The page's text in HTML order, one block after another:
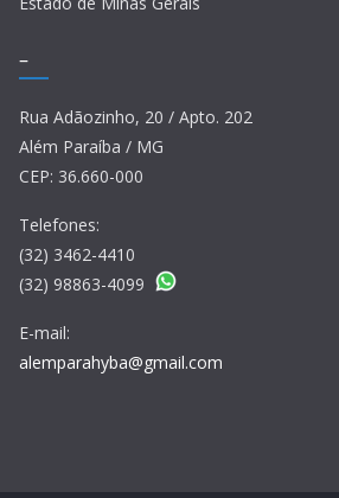
–
Rua Adãozinho, 20 / Apto. 202
Além Paraíba / MG
CEP: 36.660-000
Telefones:
(32) 3462-4410
(32) 98863-4099
E-mail:
alemparahyba@gmail.com